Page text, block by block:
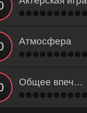
Атмосфера
Общее впечатление